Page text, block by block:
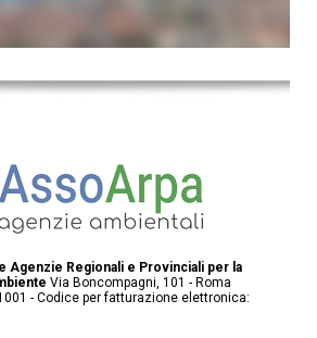
Agenzie Regionali e Provinciali per la
Via Boncompagni, 101 - Roma
- Codice per fatturazione elettronica: